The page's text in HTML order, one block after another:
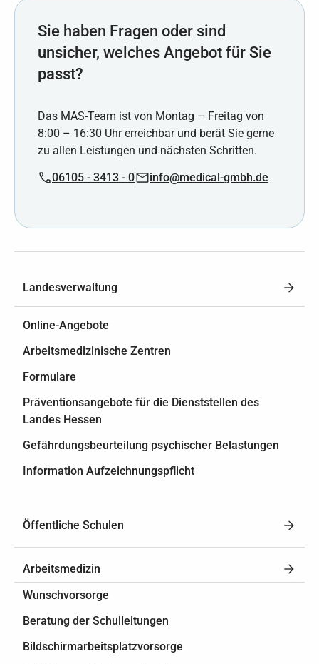
Sie haben Fragen oder sind
unsicher, welches Angebot für Sie
passt?
Das MAS-Team ist von Montag – Freitag von
8:00 – 16:30 Uhr erreichbar und berät Sie gerne
zu allen Leistungen und nächsten Schritten.
06105 - 3413 - 0
info@medical-gmbh.de
Landesverwaltung
Online-Angebote
Arbeitsmedizinische Zentren
Formulare
Präventionsangebote für die Dienststellen des
Landes Hessen
Gefährdungsbeurteilung psychischer Belastungen
Information Aufzeichnungspflicht
Öffentliche Schulen
Arbeitsmedizin
Wunschvorsorge
Beratung der Schulleitungen
Bildschirmarbeitsplatzvorsorge